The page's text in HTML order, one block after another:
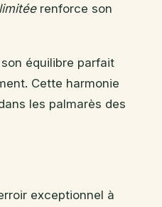
renforce son
équilibre parfait
Cette harmonie
les palmarès des
exceptionnel à